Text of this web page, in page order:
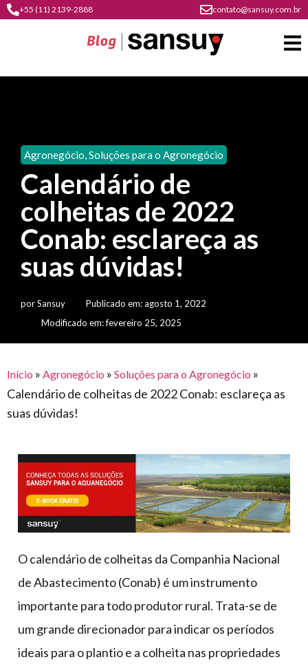
+55 (11) 2139-2888 contato@sansuy.com.br
contato
cultura
do
institucional
materiais
gratuitos
premiações
Agronegócio
psicultura
em
água
para
Coberturas
barracas
sansuy
de
feira
Indústria
visual
offshore
civil
piscinas
móveis,
calçados,
epi's
e
multiúso
Transporte
e logística
armazenagem
lonas
vida
de
Agronegócio,Soluções para o Agronegócio
Calendário de
colheitas de 2022
Conab: esclareça as
suas dúvidas!
porSansuy Publicado em:agosto 1, 2022
Modificado em: fevereiro 25, 2025
Início » Agronegócio » Soluções para o Agronegócio »
Calendário de colheitas de 2022 Conab: esclareça as
suas dúvidas!
O calendário de colheitas da Companhia Nacional
de Abastecimento (Conab) é um instrumento
importante para todo produtor rural. Trata-se de
um grande direcionador para indicar os períodos
ideais para o plantio e a colheita nas propriedades